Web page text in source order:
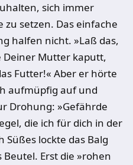
sich immer
setzen. Das einfache
halfen nicht. »Laß das,
Deiner Mutter kaputt,
Futter!« Aber er hörte
aufmüpfig auf und
Drohung: »Gefährde
die ich für dich in der
Süßes lockte das Balg
Erst die »rohen